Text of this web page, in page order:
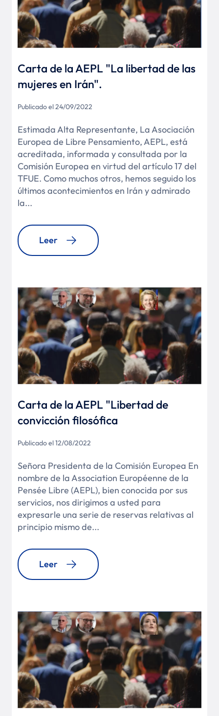
Carta de la AEPL "La libertad de las
mujeres en Irán".
Publicado el 24/09/2022
Estimada Alta Representante, La Asociación
Europea de Libre Pensamiento, AEPL, está
acreditada, informada y consultada por la
Comisión Europea en virtud del artículo 17 del
TFUE. Como muchos otros, hemos seguido los
últimos acontecimientos en Irán y admirado
la...
Leer
Carta de la AEPL "Libertad de
convicción filosófica
Publicado el 12/08/2022
Señora Presidenta de la Comisión Europea En
nombre de la Association Européenne de la
Pensée Libre (AEPL), bien conocida por sus
servicios, nos dirigimos a usted para
expresarle una serie de reservas relativas al
principio mismo de...
Leer